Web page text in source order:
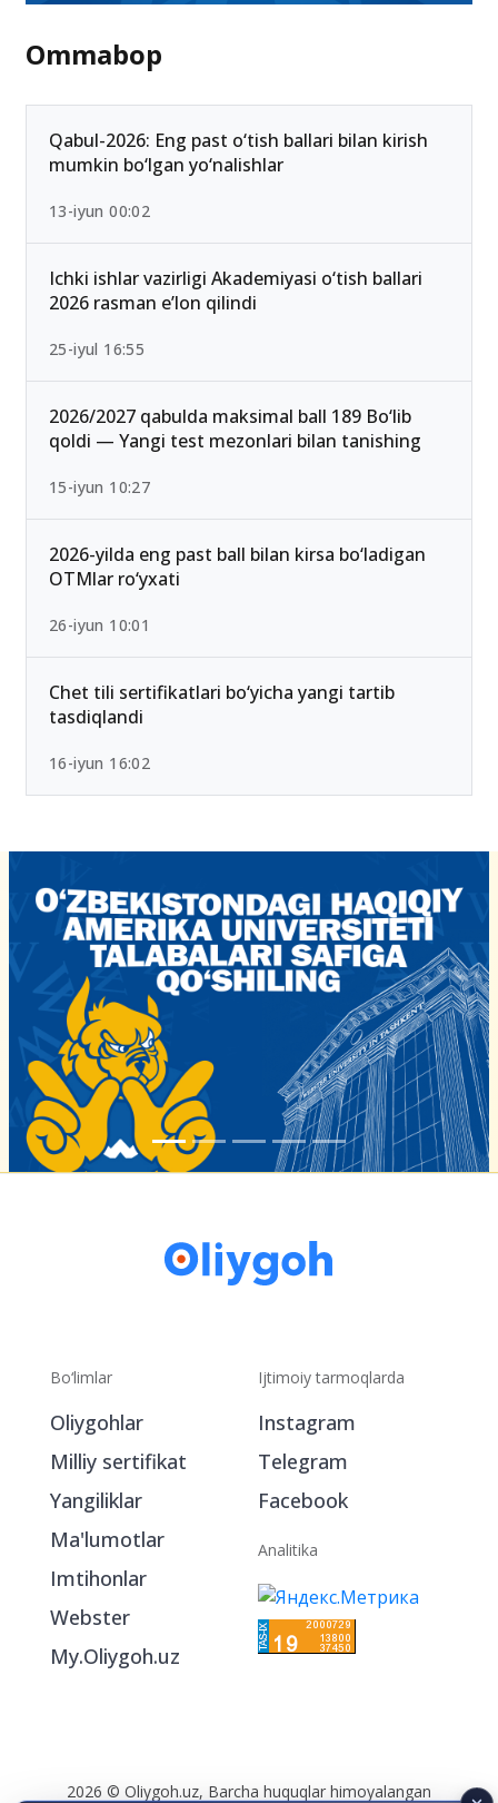
Ommabop
Qabul-2026: Eng past o‘tish ballari bilan kirish
mumkin bo‘lgan yo‘nalishlar
13-iyun 00:02
Ichki ishlar vazirligi Akademiyasi o‘tish ballari
2026 rasman e’lon qilindi
25-iyul 16:55
2026/2027 qabulda maksimal ball 189 Bo‘lib
qoldi — Yangi test mezonlari bilan tanishing
15-iyun 10:27
2026-yilda eng past ball bilan kirsa bo‘ladigan
OTMlar ro‘yxati
26-iyun 10:01
Chet tili sertifikatlari bo‘yicha yangi tartib
tasdiqlandi
16-iyun 16:02
Bo‘limlar
Oliygohlar
Milliy sertifikat
Yangiliklar
Ma'lumotlar
Imtihonlar
Webster
My.Oliygoh.uz
Ijtimoiy tarmoqlarda
Instagram
Telegram
Facebook
Analitika
2026 © Oliygoh.uz, Barcha huquqlar himoyalangan